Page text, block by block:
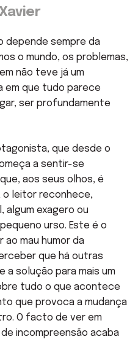
depende sempre da
o mundo, os problemas,
não teve já um
em que tudo parece
ser profundamente
que desde o
a sentir-se
aos seus olhos, é
o leitor reconhece,
algum exagero ou
urso. Este é o
mau humor da
que há outras
a solução para mais um
tudo o que acontece
que provoca a mudança
O facto de ver em
incompreensão acaba